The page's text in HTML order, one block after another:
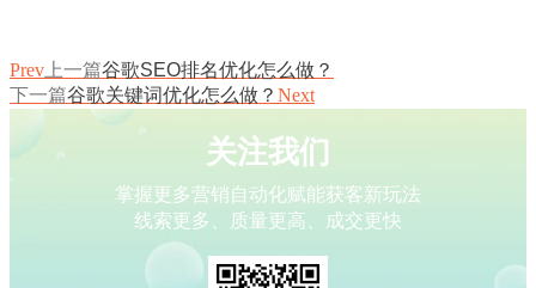
Prev 上一篇谷歌SEO排名优化怎么做？
下一篇谷歌关键词优化怎么做？ Next
关注我们
掌握更多营销自动化赋能获客新玩法
线索更多、质量更高、成交更快